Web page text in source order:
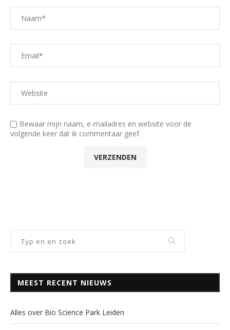
Bewaar mijn naam, e-mailadres en website voor de
volgende keer dat ik commentaar geef.
MEEST RECENT NIEUWS
Alles over Bio Science Park Leiden